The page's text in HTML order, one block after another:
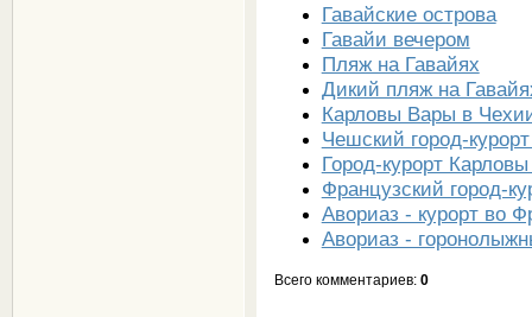
Гавайские острова
Гавайи вечером
Пляж на Гавайях
Дикий пляж на
Карловы Вары в
Чешский город-
Город-курорт
Французский город-
Авориаз - курорт во
Авориаз -
Всего комментариев: 0